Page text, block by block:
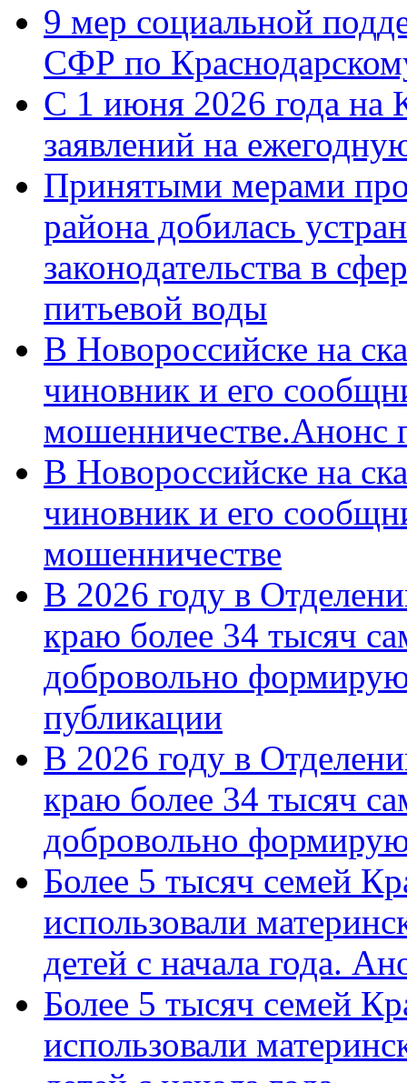
9 мер социальной
СФР по
С 1 июня 2026 года на
заявлений на
Принятыми мерами
района добилась
законодательства в
питьевой воды
В Новороссийске на
чиновник и его
мошенничестве.Анонс
В Новороссийске на
чиновник и его
мошенничестве
В 2026 году в
краю более 34 тысяч
добровольно
публикации
В 2026 году в
краю более 34 тысяч
добровольно
Более 5 тысяч семей
использовали
детей с начала года.
Более 5 тысяч семей
использовали